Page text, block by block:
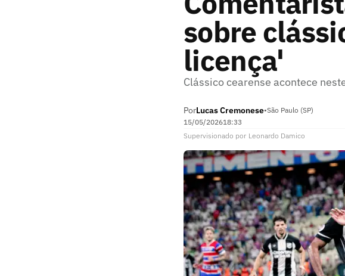
sobre
licença'
Clássico cearense acontece
PorLucas Cremonese•São Paulo (SP)
15/05/202618:33
Supervisionado por Leonardo Damico